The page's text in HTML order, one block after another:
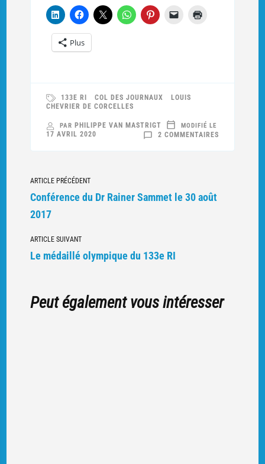
Plus
133E RI COL DES JOURNAUX
LOUIS
CHEVRIER DE CORCELLES
PAR PHILIPPE VAN MASTRIGT
2 COMMENTAIRESSUR
MODIFIÉ LE
17 AVRIL 2020
Navigation
vers
d'autres
ARTICLE PRÉCÉDENT
Conférence du Dr Rainer Sammet le 30 août
2017
ARTICLE SUIVANT
Le médaillé olympique du 133e RI
Peut également vous intéresser